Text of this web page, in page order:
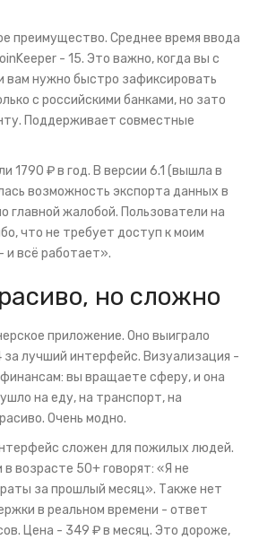
преимущество. Среднее время ввода
- 15. Это важно, когда вы с
вам нужно быстро зафиксировать
с российскими банками, но зато
Поддерживает совместные
1790 ₽ в год. В версии 6.1 (вышла в
возможность экспорта данных в
главной жалобой. Пользователи на
что не требует доступ к моим
и всё работает».
но сложно
приложение. Оно выиграло
лучший интерфейс. Визуализация -
вы вращаете сферу, и она
на еду, на транспорт, на
Очень модно.
сложен для пожилых людей.
в возрасте 50+ говорят: «Я не
за прошлый месяц». Также нет
в реальном времени - ответ
Цена - 349 ₽ в месяц. Это дороже,